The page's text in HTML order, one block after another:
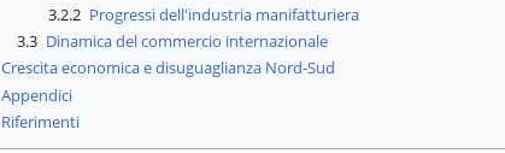
3.2.2 Progressi dell'industria manifatturiera
3.3 Dinamica del commercio internazionale
Crescita economica e disuguaglianza Nord-Sud
Appendici
Riferimenti